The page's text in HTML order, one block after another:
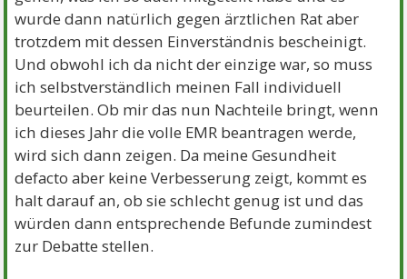
wurde dann natürlich gegen ärztlichen Rat aber
trotzdem mit dessen Einverständnis bescheinigt.
Und obwohl ich da nicht der einzige war, so muss
ich selbstverständlich meinen Fall individuell
beurteilen. Ob mir das nun Nachteile bringt, wenn
ich dieses Jahr die volle EMR beantragen werde,
wird sich dann zeigen. Da meine Gesundheit
defacto aber keine Verbesserung zeigt, kommt es
halt darauf an, ob sie schlecht genug ist und das
würden dann entsprechende Befunde zumindest
zur Debatte stellen.